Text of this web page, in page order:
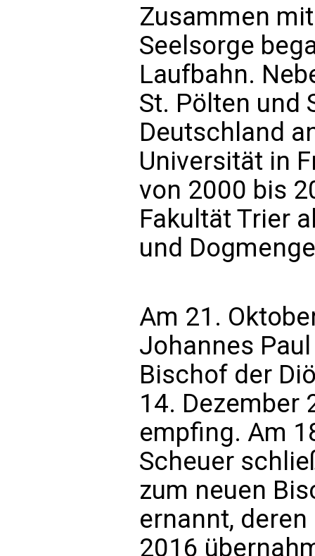
Zusammen
Seelsorge
Laufbahn.
St. Pölten und
Deutschland
Universität in
von 2000 bis
Fakultät Trier
und
Am 21.
Johannes
Bischof der
14. Dezember
empfing. Am
Scheuer
zum neuen
ernannt,
2016